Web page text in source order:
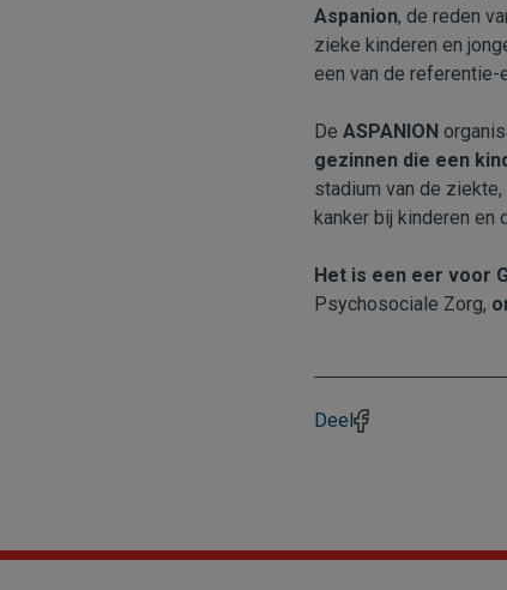
Aspanion, de reden
zieke kinderen en
een van de referentie-
De ASPANION
gezinnen die een
stadium van de
kanker bij kinderen en
Het is een eer voor
Psychosociale Zorg,
Deel